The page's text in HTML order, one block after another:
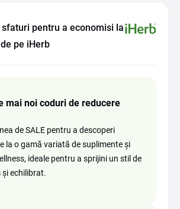
pentru a economisi la
pe iHerb
mai noi coduri de reducere
de SALE pentru a descoperi
la o gamă variată de suplimente și
ideale pentru a sprijini un stil de
echilibrat.